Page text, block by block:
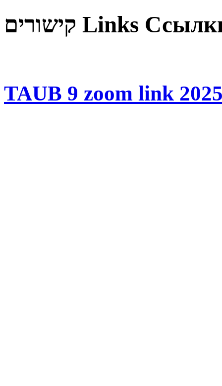
קישורים Links
TAUB 9 zoom link